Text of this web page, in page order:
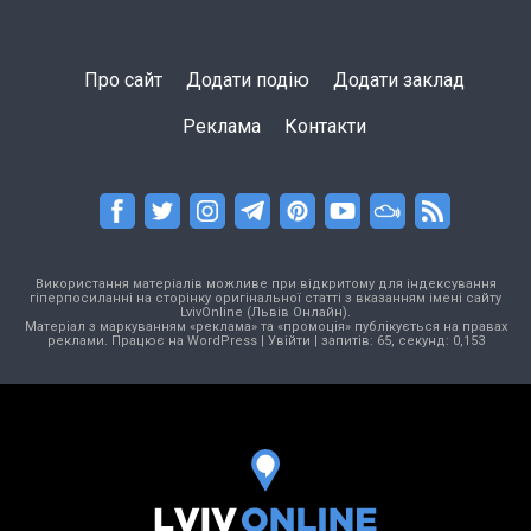
Про сайт Додати подію Додати заклад
Реклама Контакти
Використання матеріалів можливе при відкритому для індексування
гіперпосиланні на сторінку оригінальної статті з вказанням імені сайту
LvivOnline (Львів Онлайн).
Матеріал з маркуванням «реклама» та «промоція» публікується на правах
реклами. Працює на WordPress| Увійти | запитів: 65, секунд: 0,153